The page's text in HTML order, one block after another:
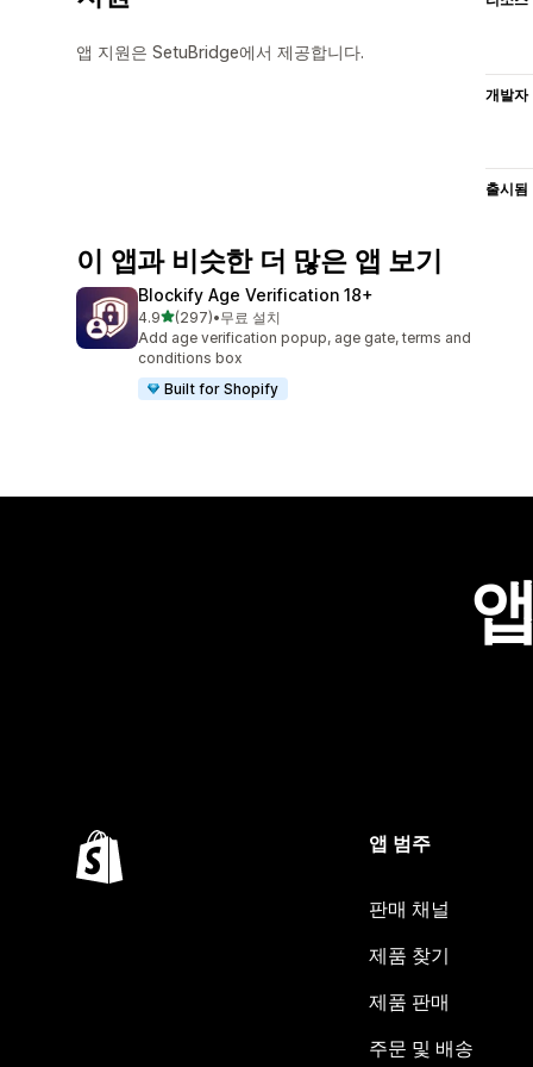
앱 지원은 SetuBridge에서 제공합니다.
개발자
출시됨
이 앱과 비슷한 더 많은 앱 보기
Blockify Age Verification 18+
4.9별 5개 중
(297)
총 리뷰 297개
•무료 설치
Add age verification popup, age gate, terms and
conditions box
Built for Shopify
앱 범주
판매 채널
제품 찾기
제품 판매
주문 및 배송